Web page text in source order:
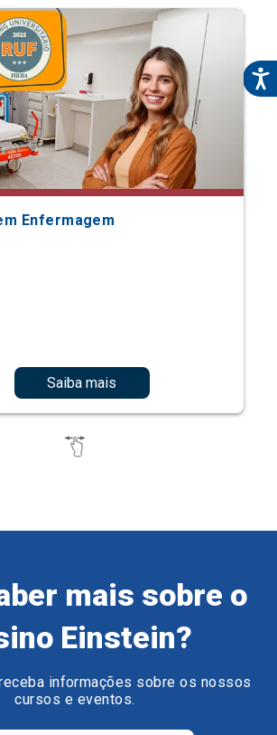
Enfermagem
Saiba mais
mais sobre o
Einstein?
informações sobre os nossos
cursos e eventos.